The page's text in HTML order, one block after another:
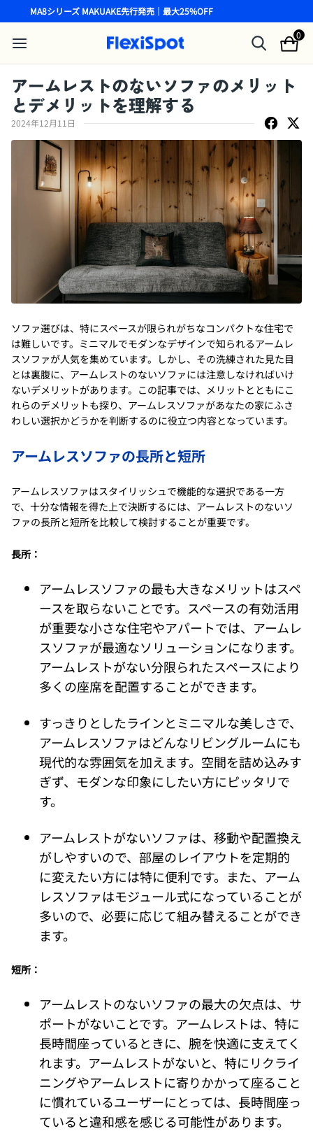
MA8シリーズ MAKUAKE先行発売｜最大25%OFF
0
アームレストのないソファのメリット
とデメリットを理解する
2024年12月11日
ソファ選びは、特にスペースが限られがちなコンパクトな住宅で
は難しいです。ミニマルでモダンなデザインで知られるアームレ
スソファが人気を集めています。しかし、その洗練された見た目
とは裏腹に、アームレストのないソファには注意しなければいけ
ないデメリットがあります。この記事では、メリットとともにこ
れらのデメリットも探り、アームレスソファがあなたの家にふさ
わしい選択かどうかを判断するのに役立つ内容となっています。
アームレスソファの長所と短所
アームレスソファはスタイリッシュで機能的な選択である一方
で、十分な情報を得た上で決断するには、アームレストのないソ
ファの長所と短所を比較して検討することが重要です。
長所：
アームレスソファの最も大きなメリットはスペ
ースを取らないことです。スペースの有効活用
が重要な小さな住宅やアパートでは、アームレ
スソファが最適なソリューションになります。
アームレストがない分限られたスペースにより
多くの座席を配置することができます。
すっきりとしたラインとミニマルな美しさで、
アームレスソファはどんなリビングルームにも
現代的な雰囲気を加えます。空間を詰め込みす
ぎず、モダンな印象にしたい方にピッタリで
す。
アームレストがないソファは、移動や配置換え
がしやすいので、部屋のレイアウトを定期的
に変えたい方には特に便利です。また、アーム
レスソファはモジュール式になっていることが
多いので、必要に応じて組み替えることができ
ます。
短所：
アームレストのないソファの最大の欠点は、サ
ポートがないことです。アームレストは、特に
長時間座っているときに、腕を快適に支えてく
れます。アームレストがないと、特にリクライ
ニングやアームレストに寄りかかって座ること
に慣れているユーザーにとっては、長時間座っ
ていると違和感を感じる可能性があります。